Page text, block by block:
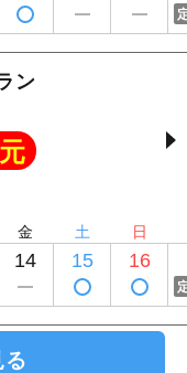
ン
金
14
土
15
日
16